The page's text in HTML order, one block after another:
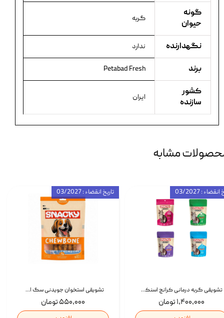
گونه
حیوان
گربه
نگهدارنده ندارد
برند Petabad Fresh
کشور
سازنده
ایران
مشابه
تشویقی استخوان جویدنی سگ اسنکی کرانچی با طعم مرغ Snacky Crunchy Munchy وزن 100 گرم
۵۵۰,۰۰۰ تومان
تاریخ انقضاء : 03/2027
تشویقی گربه درمانی کرانچ اسنکی با طعم میکس Snacky Crunch Cat Treats وزن 60 گرم بسته 4 عددی
۱,۴۰۰,۰۰۰ تومان
: 03/2027